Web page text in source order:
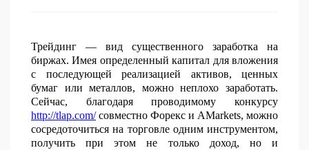
Трейдинг — вид существенного заработка на
биржах. Имея определенный капитал для вложения
с последующей реализацией активов, ценных
бумаг или металлов, можно неплохо заработать.
Сейчас, благодаря проводимому конкурсу
http://tlap.com/совместно Форекс и AMarkets, можно
сосредоточиться на торговле одним инструментом,
получить при этом не только доход, но и